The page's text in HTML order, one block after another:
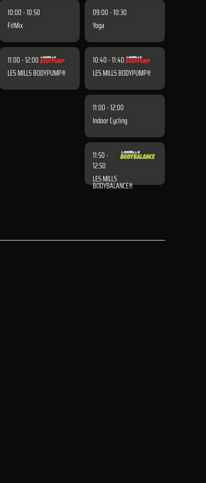
10:00 - 10:50
FitMix
11:00 - 12:00
LES MILLS BODYPUMP®
09:00 - 10:30
Yoga
10:40 - 11:40
LES MILLS BODYPUMP®
11:00 - 12:00
Indoor Cycling
11:50 -
12:50
LES MILLS
BODYBALANCE®